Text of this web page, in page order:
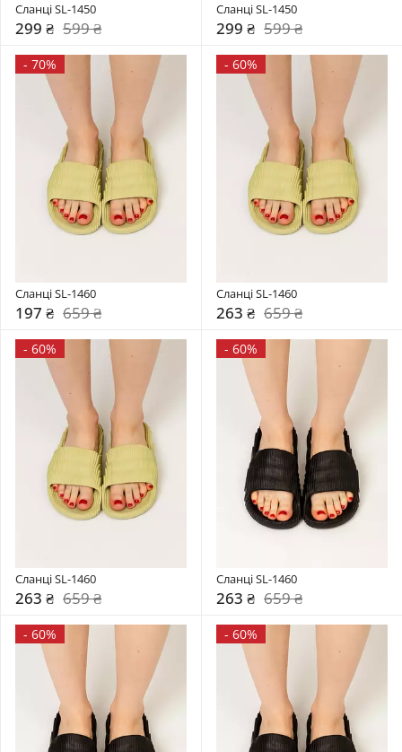
Сланці SL-1450
299 ₴ 599 ₴
Сланці SL-1450
299 ₴ 599 ₴
- 70%
Сланці SL-1460
197 ₴ 659 ₴
- 60%
Сланці SL-1460
263 ₴ 659 ₴
- 60%
Сланці SL-1460
263 ₴ 659 ₴
- 60%
Сланці SL-1460
263 ₴ 659 ₴
- 60% - 60%